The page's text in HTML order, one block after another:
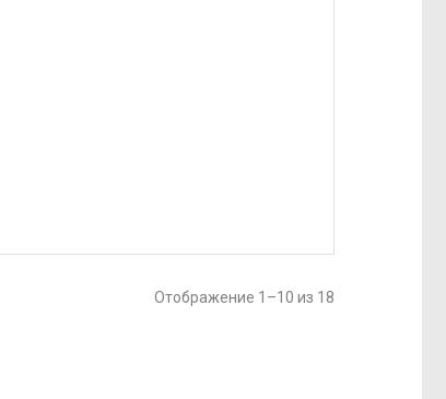
Отображение 1–10 из 18